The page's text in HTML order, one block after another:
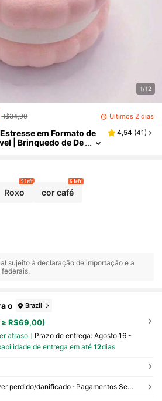
1/12
R$34,90 Últimos 2 dias
em Formato de
| Brinquedo de De
| Ferramenta Fofa de
| Novo Brinqued
2025
4,54 (41)
Roxo
9 left
cor café
6 left
sujeito à declaração de importação e a
o Brazil
≥ R$69,00)
atraso Prazo de entrega: Agosto 16 -
de entrega em até 12dias
Reenviar se o item estiver perdido/danificado · Pagamentos Seguros · Proteção de privacidade